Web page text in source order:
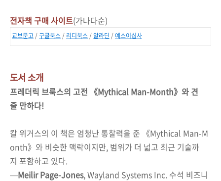
전자책 구매 사이트(가나다순)
교보문고 /구글북스 / 리디북스 /알라딘 /예스이십사
도서 소개
프레더릭 브룩스의 고전 《Mythical Man-Month》와 견
줄 만하다!
칼 위거스의 이 책은 엄청난 통찰력을 준 《Mythical Man-M
onth》와 비슷한 맥락이지만, 범위가 더 넓고 최근 기술까
지 포함하고 있다.
—Meilir Page-Jones, Wayland Systems Inc. 수석 비즈니